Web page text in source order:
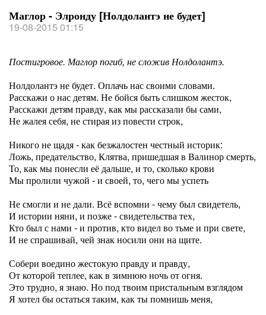
Маглор - Элронду [Нолдолантэ не будет]
19-08-2015 01:15
Постигровое. Маглор погиб, не сложив Нолдолантэ.
Нолдолантэ не будет. Оплачь нас своими словами.
Расскажи о нас детям. Не бойся быть слишком жесток,
Расскажи детям правду, как мы рассказали бы сами,
Не жалея себя, не стирая из повести строк,
Никого не щадя - как безжалостен честный историк:
Ложь, предательство, Клятва, пришедшая в Валинор смерть,
То, как мы понесли её дальше, и то, сколько крови
Мы пролили чужой - и своей, то, чего мы успеть
Не смогли и не дали. Всё вспомни - чему был свидетель,
И истории няни, и позже - свидетельства тех,
Кто был с нами - и против, кто видел во тьме и при свете,
И не спрашивай, чей знак носили они на щите.
Собери воедино жестокую правду и правду,
От которой теплее, как в зимнюю ночь от огня.
Это трудно, я знаю. Но под твоим пристальным взглядом
Я хотел бы остаться таким, как ты помнишь меня,